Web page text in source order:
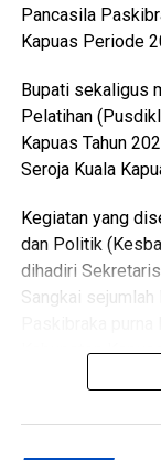
Views: 14
Bagikan ke
WhatsApp
Messenger
Pancasila
Kapuas Periode
Bupati sekaligus
Pelatihan
Kapuas Tahun
Seroja Kuala
Kegiatan yang
dan Politik
dihadiri
Sangkai
Kabupaten
Kabupaten